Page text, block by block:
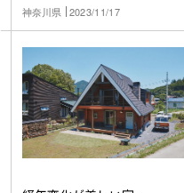
神奈川県 2023/11/17